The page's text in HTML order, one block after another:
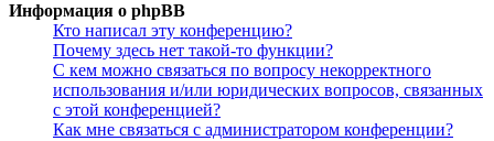
Информация о phpBB
Кто написал эту конференцию?
Почему здесь нет такой-то функции?
С кем можно связаться по вопросу некорректного
использования и/или юридических вопросов, связанных
с этой конференцией?
Как мне связаться с администратором конференции?